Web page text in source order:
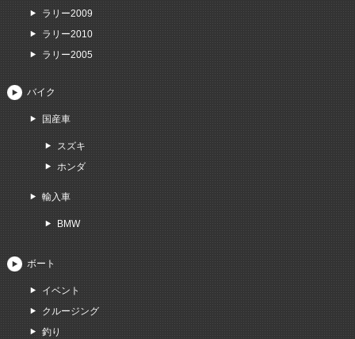
ラリー2009
ラリー2010
ラリー2005
バイク
国産車
スズキ
ホンダ
輸入車
BMW
ボート
イベント
クルージング
釣り